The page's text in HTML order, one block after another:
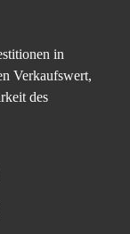
in
Verkaufswert,
des